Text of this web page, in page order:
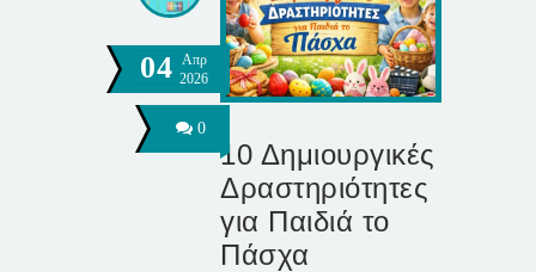
04 Απρ
2026
0
10 Δημιουργικές
Δραστηριότητες
για Παιδιά το
Πάσχα